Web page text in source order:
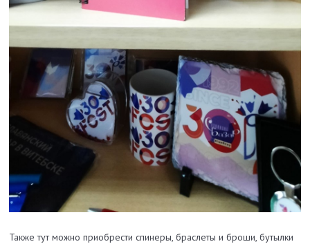
Также тут можно приобрести спинеры, браслеты и броши, бутылки